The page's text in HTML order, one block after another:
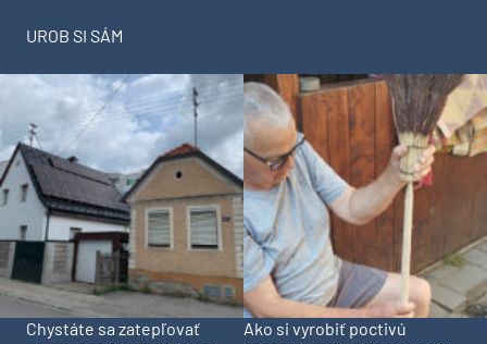
UROB SI SÁM
Chystáte sa zatepľovať
Ako si vyrobiť poctivú